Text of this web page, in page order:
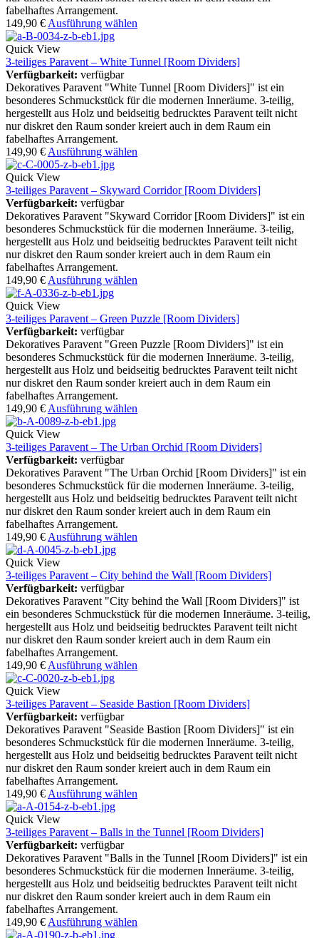
fabelhaftes Arrangement.
149,90 € Ausführung wählen
Quick View
3-teiliges Paravent – White Tunnel [Room Dividers]
Verfügbarkeit: verfügbar
Dekoratives Paravent "White Tunnel [Room Dividers]" ist ein
besonderes Schmuckstück für die modernen Inneräume. 3-teilig,
hergestellt aus Holz und beidseitig bedrucktes Paravent teilt nicht
nur diskret den Raum sonder kreiert auch in dem Raum ein
fabelhaftes Arrangement.
149,90 € Ausführung wählen
Quick View
3-teiliges Paravent – Skyward Corridor [Room Dividers]
Verfügbarkeit: verfügbar
Dekoratives Paravent "Skyward Corridor [Room Dividers]" ist ein
besonderes Schmuckstück für die modernen Inneräume. 3-teilig,
hergestellt aus Holz und beidseitig bedrucktes Paravent teilt nicht
nur diskret den Raum sonder kreiert auch in dem Raum ein
fabelhaftes Arrangement.
149,90 € Ausführung wählen
Quick View
3-teiliges Paravent – Green Puzzle [Room Dividers]
Verfügbarkeit: verfügbar
Dekoratives Paravent "Green Puzzle [Room Dividers]" ist ein
besonderes Schmuckstück für die modernen Inneräume. 3-teilig,
hergestellt aus Holz und beidseitig bedrucktes Paravent teilt nicht
nur diskret den Raum sonder kreiert auch in dem Raum ein
fabelhaftes Arrangement.
149,90 € Ausführung wählen
Quick View
3-teiliges Paravent – The Urban Orchid [Room Dividers]
Verfügbarkeit: verfügbar
Dekoratives Paravent "The Urban Orchid [Room Dividers]" ist ein
besonderes Schmuckstück für die modernen Inneräume. 3-teilig,
hergestellt aus Holz und beidseitig bedrucktes Paravent teilt nicht
nur diskret den Raum sonder kreiert auch in dem Raum ein
fabelhaftes Arrangement.
149,90 € Ausführung wählen
Quick View
3-teiliges Paravent – City behind the Wall [Room Dividers]
Verfügbarkeit: verfügbar
Dekoratives Paravent "City behind the Wall [Room Dividers]" ist
ein besonderes Schmuckstück für die modernen Inneräume. 3-teilig,
hergestellt aus Holz und beidseitig bedrucktes Paravent teilt nicht
nur diskret den Raum sonder kreiert auch in dem Raum ein
fabelhaftes Arrangement.
149,90 € Ausführung wählen
Quick View
3-teiliges Paravent – Seaside Bastion [Room Dividers]
Verfügbarkeit: verfügbar
Dekoratives Paravent "Seaside Bastion [Room Dividers]" ist ein
besonderes Schmuckstück für die modernen Inneräume. 3-teilig,
hergestellt aus Holz und beidseitig bedrucktes Paravent teilt nicht
nur diskret den Raum sonder kreiert auch in dem Raum ein
fabelhaftes Arrangement.
149,90 € Ausführung wählen
Quick View
3-teiliges Paravent – Balls in the Tunnel [Room Dividers]
Verfügbarkeit: verfügbar
Dekoratives Paravent "Balls in the Tunnel [Room Dividers]" ist ein
besonderes Schmuckstück für die modernen Inneräume. 3-teilig,
hergestellt aus Holz und beidseitig bedrucktes Paravent teilt nicht
nur diskret den Raum sonder kreiert auch in dem Raum ein
fabelhaftes Arrangement.
149,90 € Ausführung wählen